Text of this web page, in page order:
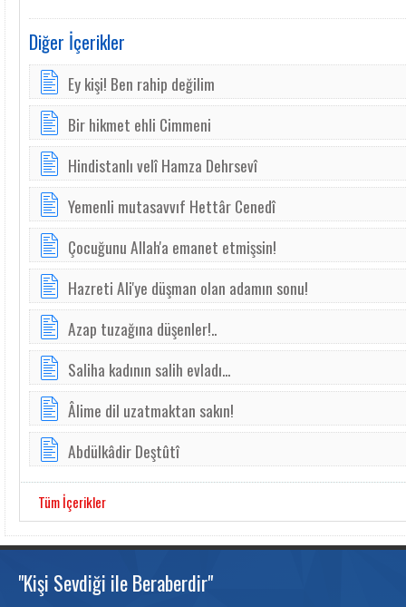
Diğer İçerikler
Ey kişi! Ben rahip değilim
Bir hikmet ehli Cimmeni
Hindistanlı velî Hamza Dehrsevî
Yemenli mutasavvıf Hettâr Cenedî
Çocuğunu Allah'a emanet etmişsin!
Hazreti Ali'ye düşman olan adamın sonu!
Azap tuzağına düşenler!..
Saliha kadının salih evladı...
Âlime dil uzatmaktan sakın!
Abdülkâdir Deştûtî
Tüm İçerikler
"Kişi Sevdiği ile Beraberdir"